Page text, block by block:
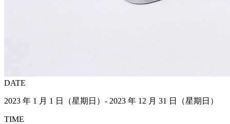
DATE
2023 年 1 月 1 日（星期日）- 2023 年 12 月 31 日（星期日）
TIME